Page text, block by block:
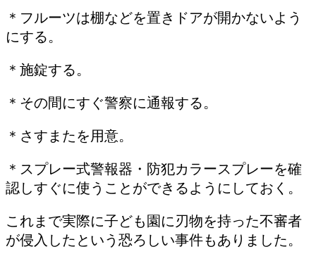
＊フルーツは棚などを置きドアが開かないよう
にする。
＊施錠する。
＊その間にすぐ警察に通報する。
＊さすまたを用意。
＊スプレー式警報器・防犯カラースプレーを確
認しすぐに使うことができるようにしておく。
これまで実際に子ども園に刃物を持った不審者
が侵入したという恐ろしい事件もありました。